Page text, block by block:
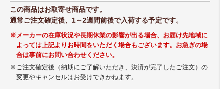
この商品はお取寄せ商品です。
通常ご注文確定後、1～2週間前後で入荷する予定です。
※メーカーの在庫状況や長期休業の影響が出る場合、お届け先地域に
よっては上記よりお時間をいただく場合もございます。お急ぎの場
合は事前にお問い合わせください。
※ご注文確定後（納期にご了解いただき、決済が完了したご注文）の
変更やキャンセルはお受けできかねます。